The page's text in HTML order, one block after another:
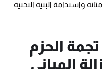
واستدامة البنية التحتية
تجمة الحزم
المباني